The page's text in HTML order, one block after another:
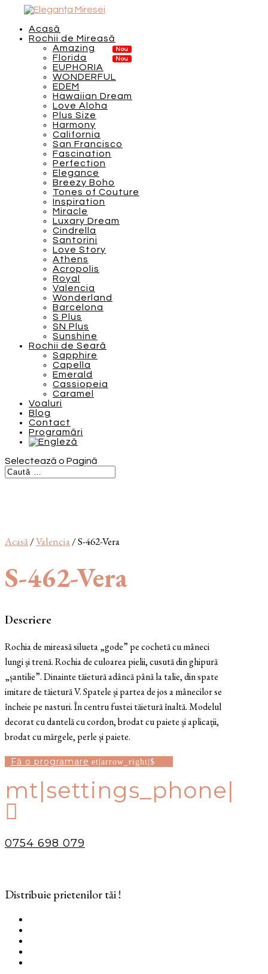
Acasă
Rochii de Mireasă
Amazing
Florida
EUPHORIA
WONDERFUL
EDEM
Hawaiian Dream
Love Aloha
Plus Size
Harmony
California
San Francisco
Fascination
Perfection
Elegance
Breezy Boho
Tones of Couture
Inspiration
Miracle
Luxary Dream
Cindrella
Santorini
Love Story
Athens
Acropolis
Royal
Valencia
Wonderland
Barcelona
S Plus
SN Plus
Sunshine
Rochii de Seară
Sapphire
Capella
Emerald
Cassiopeia
Caramel
Voaluri
Blog
Contact
Programări
Selectează o Pagină
Acasă/Valencia/ S-462-Vera
S-462-Vera
Descriere
Rochia de mireasă silueta „gode” pe cochetă cu mâneci
lungi și trenă. Rochia de culoarea pielii, cusută din ghipură
„șantilie”. Dinainte tăietură adâncă până la talie, din spate
imitare de tăietură V. Spatele și partea de jos a mânecilor se
încheie pe nasturi. În centru fustei tăietură înaltă. Modelul
decorat cu dantelă cu cordon, brodat cu paiete și aplicații,
brodat cu mărgele, perle și paiete.
Fă o programare
mt|settings_phone|

0754 698 079
Distribuie prietenilor tăi !